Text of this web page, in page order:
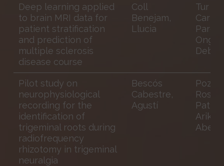
Deep learning applied
to brain MRI data for
patient stratification
and prediction of
multiple sclerosis
disease course
Coll
Benejam,
Llucia
Tur
Pareto
Pilot study on
neurophysiological
recording for the
identification of
trigeminal roots during
radiofrequency
rhizotomy in trigeminal
neuralgia
Bescós
Cabestre,
Agustí
Pozo
Arikan